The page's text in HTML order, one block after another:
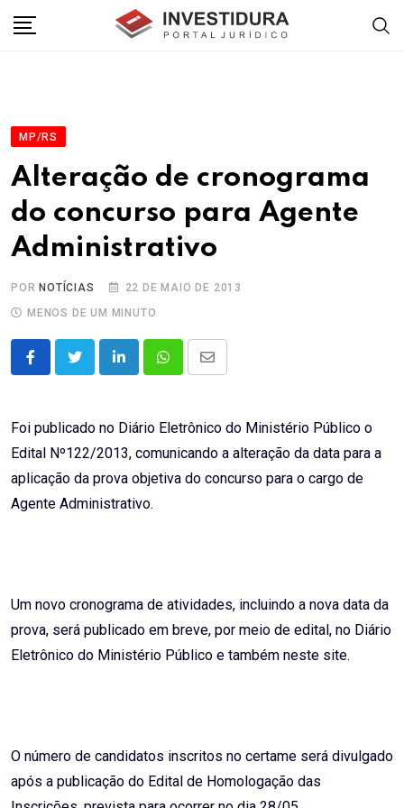
MP/RS
Alteração de cronograma
do concurso para Agente
Administrativo
POR NOTÍCIAS
22 DE MAIO DE 2013
MENOS DE UM MINUTO
LinkedInWhatsappShare
Email
Foi publicado no Diário Eletrônico do Ministério Público o
Edital Nº122/2013, comunicando a alteração da data para a
aplicação da prova objetiva do concurso para o cargo de
Agente Administrativo.
Um novo cronograma de atividades, incluindo a nova data da
prova, será publicado em breve, por meio de edital, no Diário
Eletrônico do Ministério Público e também neste site.
O número de candidatos inscritos no certame será divulgado
após a publicação do Edital de Homologação das